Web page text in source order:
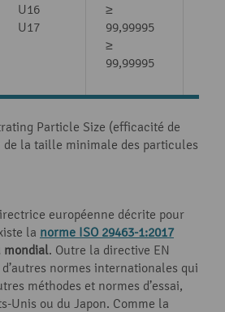
U16
U17
≥
99,99995
≥
99,99995
Particle Size (efficacité de
la taille minimale des particules
européenne décrite pour
la norme ISO 29463-1:2017
mondial. Outre la directive EN
normes internationales qui
méthodes et normes d’essai,
Unis ou du Japon. Comme la